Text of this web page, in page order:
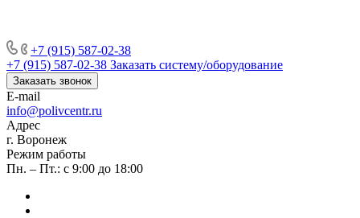
+7 (915) 587-02-38
+7 (915) 587-02-38 Заказать систему/оборудование
Заказать звонок
E-mail
info@polivcentr.ru
Адрес
г. Воронеж
Режим работы
Пн. – Пт.: с 9:00 до 18:00